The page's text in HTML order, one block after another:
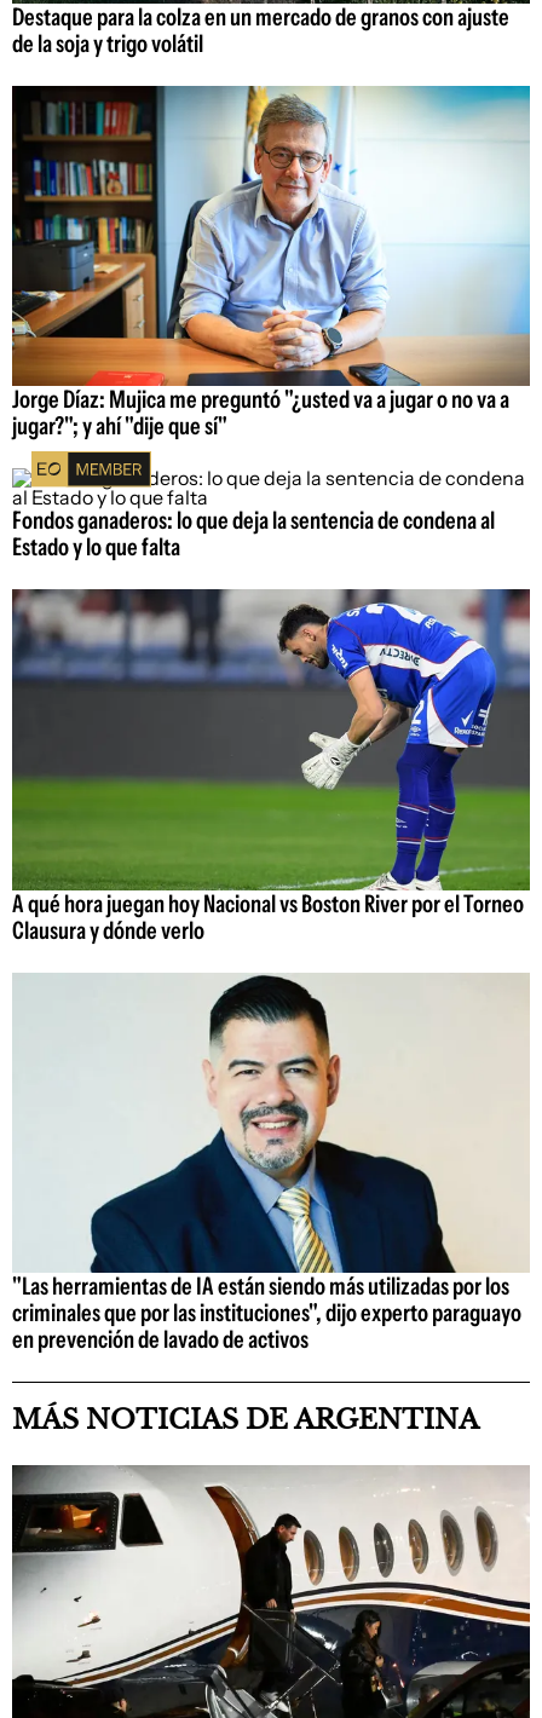
Destaque para la colza en un mercado de granos con ajuste
de la soja y trigo volátil
Jorge Díaz: Mujica me preguntó "¿usted va a jugar o no va a
jugar?"; y ahí "dije que sí"
Fondos ganaderos: lo que deja la sentencia de condena al
Estado y lo que falta
A qué hora juegan hoy Nacional vs Boston River por el Torneo
Clausura y dónde verlo
"Las herramientas de IA están siendo más utilizadas por los
criminales que por las instituciones", dijo experto paraguayo
en prevención de lavado de activos
MÁS NOTICIAS DE ARGENTINA